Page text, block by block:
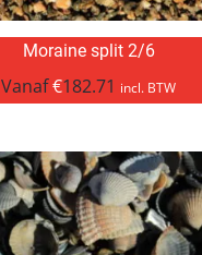
Moraine split 2/6
Vanaf€182.71 incl. BTW